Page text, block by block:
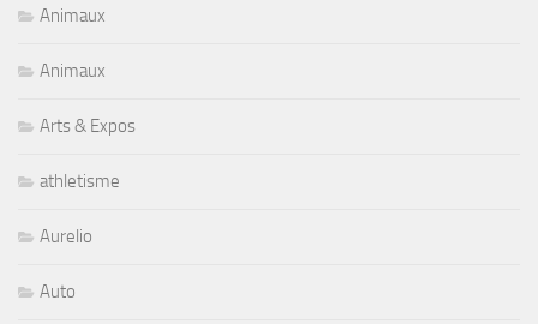
Animaux
Animaux
Arts & Expos
athletisme
Aurelio
Auto